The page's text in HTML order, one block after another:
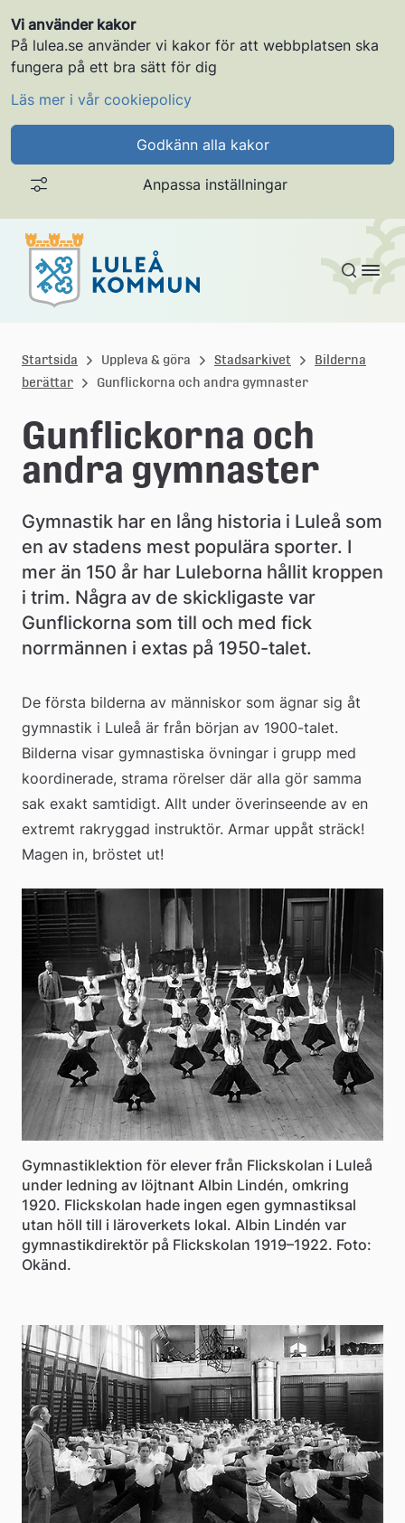
Vi använder kakor
På lulea.se använder vi kakor för att webbplatsen ska
fungera på ett bra sätt för dig
Läs mer i vår cookiepolicy
Godkänn alla kakor
Anpassa inställningar
Gå till innehållet
u
l
e
å
o
m
m
u
Startsida Uppleva & göra Stadsarkivet
Bilderna
berättar
Gunflickorna och andra gymnaster
Gunflickorna och
andra gymnaster
Gymnastik har en lång historia i Luleå som
en av stadens mest populära sporter. I
mer än 150 år har Luleborna hållit kroppen
i trim. Några av de skickligaste var
Gunflickorna som till och med fick
norrmännen i extas på 1950-talet.
De första bilderna av människor som ägnar sig åt
gymnastik i Luleå är från början av 1900-talet.
Bilderna visar gymnastiska övningar i grupp med
koordinerade, strama rörelser där alla gör samma
sak exakt samtidigt. Allt under överinseende av en
extremt rakryggad instruktör. Armar uppåt sträck!
Magen in, bröstet ut!
Gymnastiklektion för elever från Flickskolan i Luleå
under ledning av löjtnant Albin Lindén, omkring
1920. Flickskolan hade ingen egen gymnastiksal
utan höll till i läroverkets lokal. Albin Lindén var
gymnastikdirektör på Flickskolan 1919–1922. Foto:
Okänd.